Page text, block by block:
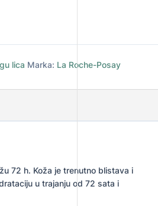
lica Marka: La Roche-Posay
72 h. Koža je trenutno blistava i
u trajanju od 72 sata i